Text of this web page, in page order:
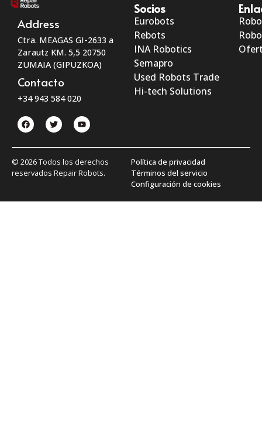
Address
Ctra. MEAGAS GI-2633 a
Zarautz KM. 5,5 20750
ZUMAIA (GIPUZKOA)
Contacto
+34 943 584 020
Socios
Eurobots
Rebots
INA Robotics
Semapro
Used Robots Trade
Hi-tech Solutions
© 2026 Todos los derechos
reservados Repair Robots.
Política de privacidad
Términos del servicio
Configuración de cookies